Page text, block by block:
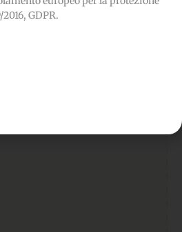
più unico e disponibile
con nome e/o data.
un ordine minimo di
GDPR.